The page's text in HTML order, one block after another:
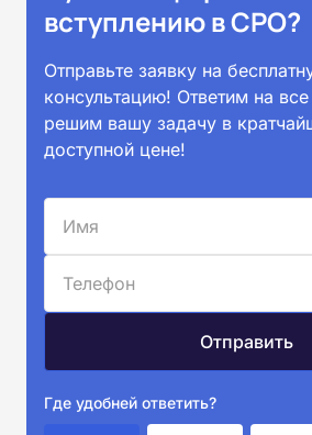
вступлению в СРО?
Отправьте заявку на
консультацию! Ответим на
решим вашу задачу в
доступной цене!
Где удобней ответить?